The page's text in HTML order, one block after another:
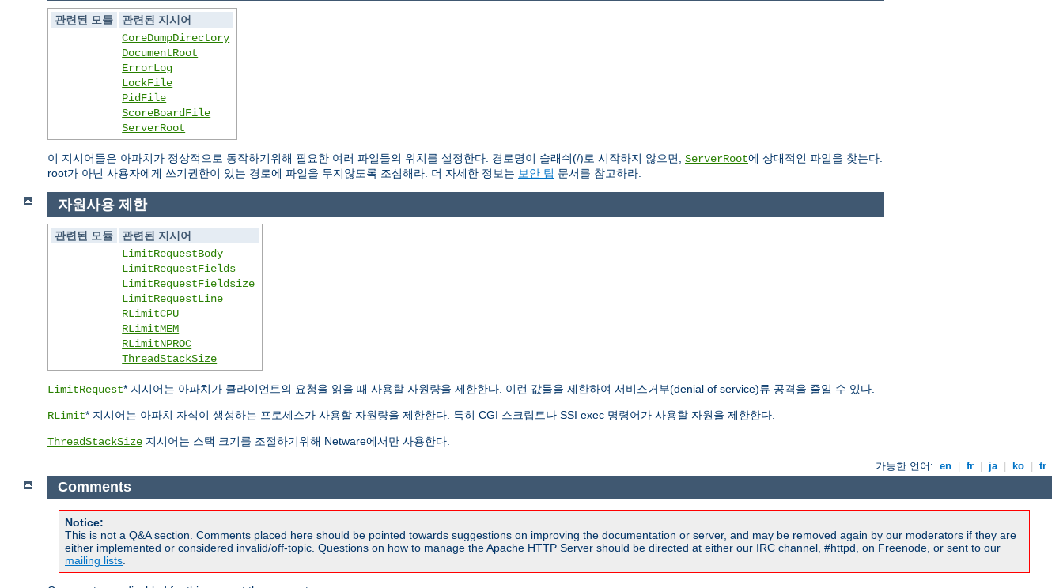
관련된 모듈
관련된 지시어
CoreDumpDirectory
DocumentRoot
ErrorLog
LockFile
PidFile
ScoreBoardFile
ServerRoot
이 지시어들은 아파치가 정상적으로 동작하기위해 필요한 여러 파일들의 위치를 설정한다. 경로명이 슬래쉬(/)로 시작하지 않으면, ServerRoot에 상대적인 파일을 찾는다.
root가 아닌 사용자에게 쓰기권한이 있는 경로에 파일을 두지않도록 조심해라. 더 자세한 정보는 보안 팁 문서를 참고하라.
자원사용 제한
관련된 모듈
관련된 지시어
LimitRequestBody
LimitRequestFields
LimitRequestFieldsize
LimitRequestLine
RLimitCPU
RLimitMEM
RLimitNPROC
ThreadStackSize
LimitRequest* 지시어는 아파치가 클라이언트의 요청을 읽을 때 사용할 자원량을 제한한다. 이런 값들을 제한하여 서비스거부(denial of service)류 공격을 줄일 수 있다.
RLimit* 지시어는 아파치 자식이 생성하는 프로세스가 사용할 자원량을 제한한다. 특히 CGI 스크립트나 SSI exec 명령어가 사용할 자원을 제한한다.
ThreadStackSize 지시어는 스택 크기를 조절하기위해 Netware에서만 사용한다.
가능한 언어: en fr ja ko tr
Comments
Notice:
This is not a Q&A section. Comments placed here should be pointed towards suggestions on improving the documentation or server, and may be removed again by our moderators if they are
either implemented or considered invalid/off-topic. Questions on how to manage the Apache HTTP Server should be directed at either our IRC channel, #httpd, on Freenode, or sent to our
mailing lists